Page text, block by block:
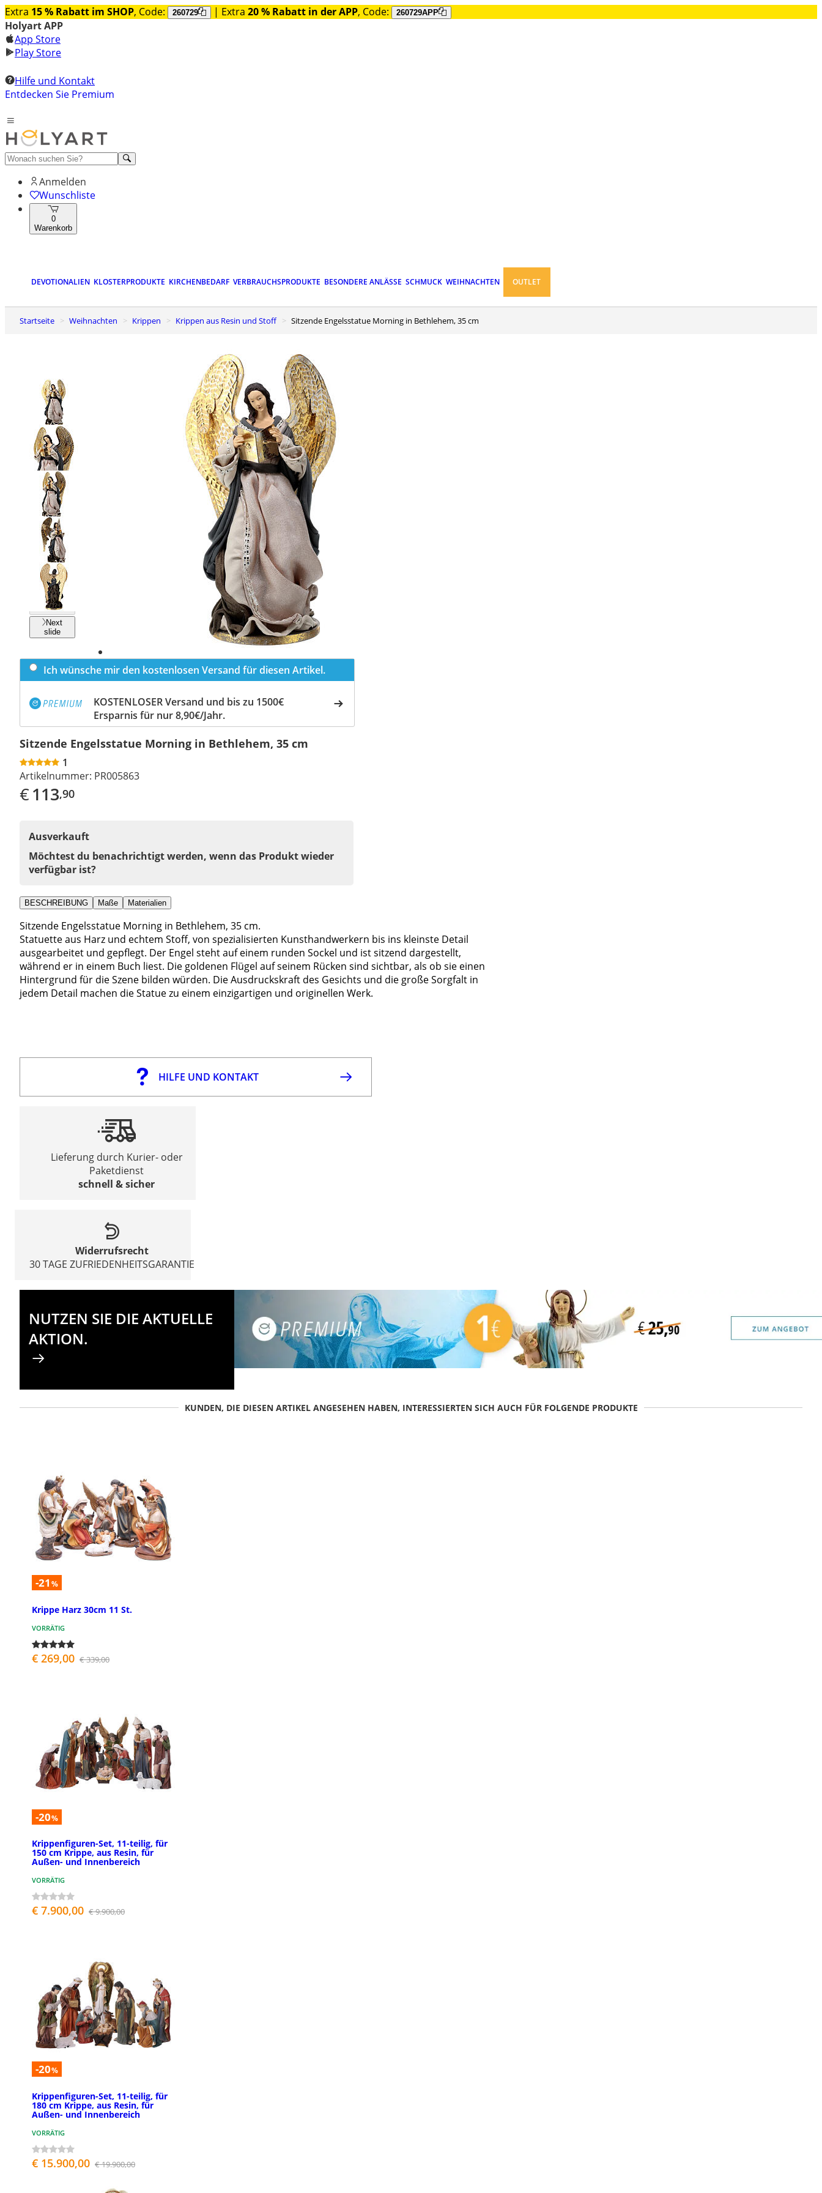
Extra 15 % Rabatt im SHOP, Code: 260729 | Extra 20 % Rabatt in der APP, Code: 260729APP
Holyart APP
App Store
Play Store
Hilfe und Kontakt
Entdecken Sie Premium
Anmelden
Wunschliste
0
Warenkorb
DEVOTIONALIEN KLOSTERPRODUKTE KIRCHENBEDARF VERBRAUCHSPRODUKTE BESONDERE ANLÄSSE SCHMUCK WEIHNACHTEN OUTLET
Startseite Weihnachten Krippen Krippen aus Resin und Stoff Sitzende Engelsstatue Morning in Bethlehem, 35 cm
Previous
slide
Next
slide
Ich wünsche mir den kostenlosen Versand für diesen Artikel.
KOSTENLOSER Versand und bis zu 1500€
Ersparnis für nur 8,90€/Jahr.
Sitzende Engelsstatue Morning in Bethlehem, 35 cm
1
Artikelnummer: PR005863
€113,90
Ausverkauft
Möchtest du benachrichtigt werden, wenn das Produkt wieder
verfügbar ist?
BESCHREIBUNG Maße Materialien
Sitzende Engelsstatue Morning in Bethlehem, 35 cm.
Statuette aus Harz und echtem Stoff, von spezialisierten Kunsthandwerkern bis ins kleinste Detail
ausgearbeitet und gepflegt. Der Engel steht auf einem runden Sockel und ist sitzend dargestellt,
während er in einem Buch liest. Die goldenen Flügel auf seinem Rücken sind sichtbar, als ob sie einen
Hintergrund für die Szene bilden würden. Die Ausdruckskraft des Gesichts und die große Sorgfalt in
jedem Detail machen die Statue zu einem einzigartigen und originellen Werk.
HILFE UND KONTAKT
Lieferung durch Kurier- oder
Paketdienst
schnell & sicher
Widerrufsrecht
30 TAGE ZUFRIEDENHEITSGARANTIE
NUTZEN SIE DIE AKTUELLE
AKTION.
KUNDEN, DIE DIESEN ARTIKEL ANGESEHEN HABEN, INTERESSIERTEN SICH AUCH FÜR FOLGENDE PRODUKTE
-21 %
Krippe Harz 30cm 11 St.
VORRÄTIG
€ 269,00 € 339,00
-20%
Krippenfiguren-Set, 11-teilig, für
150 cm Krippe, aus Resin, für
Außen- und Innenbereich
VORRÄTIG
€ 7.900,00 € 9.900,00
-20%
Krippenfiguren-Set, 11-teilig, für
180 cm Krippe, aus Resin, für
Außen- und Innenbereich
VORRÄTIG
€ 15.900,00 € 19.900,00